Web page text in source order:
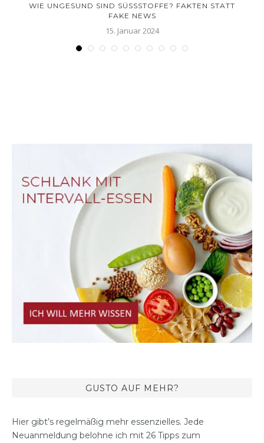
WIE UNGESUND SIND SÜSSSTOFFE? FAKTEN STATT F
AKE NEWS
15. Januar 2024
GUSTO AUF MEHR?
Hier gibt’s regelmäßig mehr essenzielles. Jede
Neuanmeldung belohne ich mit 26 Tipps zum